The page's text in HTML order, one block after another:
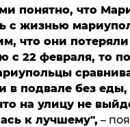
понятно, что
с жизнью
что они
с 22 февраля, то
в подвале без
на улицу не
к лучшему", –